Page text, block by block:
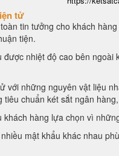
tử
tin tưởng cho khách
tiện.
nhiệt độ cao bên
với những nguyên vật liệu
chuẩn két sắt ngân
hàng lựa chọn vì
mật khẩu khác nhau